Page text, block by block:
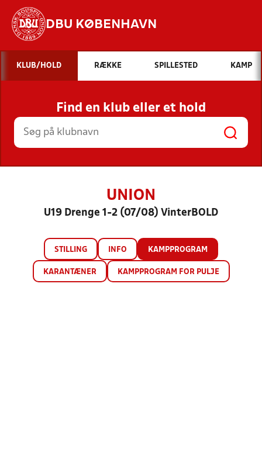
DBU KØBENHAVN
Hvad vil du søge efter?
INDHOLD OG NYHEDER
STILLINGER, RESULTATER, KLUBBER OG
HOLD
KLUB/HOLD RÆKKE SPILLESTED KAMP
Find en klub eller et hold
UNION
U19 Drenge 1-2 (07/08) VinterBOLD
STILLING INFO KAMPPROGRAM
KARANTÆNER KAMPPROGRAM FOR PULJE